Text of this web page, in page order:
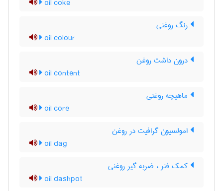
oil coke
رنگ روغنی
oil colour
درون داشت روغن
oil content
ماهیچه روغنی
oil core
امولسیون گرافیت در روغن
oil dag
کمک فنر ، ضربه گیر روغنی
oil dashpot